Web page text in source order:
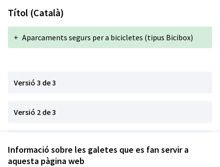
Informació sobre les galetes que es fan servir a
aquesta pàgina web
Títol (Català)
+ Aparcaments segurs per a bicicletes (tipus Bicibox)
Versió 3 de 3
Versió 2 de 3